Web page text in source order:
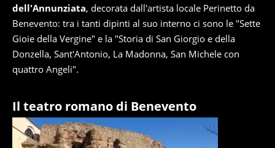
dell'Annunziata, decorata dall'artista locale Perinetto da
Benevento: tra i tanti dipinti al suo interno ci sono le "Sette
Gioie della Vergine" e la "Storia di San Giorgio e della
Donzella, Sant'Antonio, La Madonna, San Michele con
quattro Angeli".
Il teatro romano di Benevento